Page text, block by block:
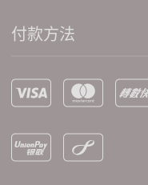
付款方法